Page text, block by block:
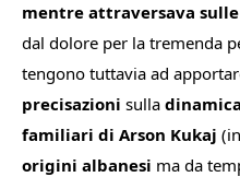
mentre attraversava
dal dolore per la tremenda
tengono tuttavia ad
precisazioni sulla
familiari di Arson Kukaj
origini albanesi ma da